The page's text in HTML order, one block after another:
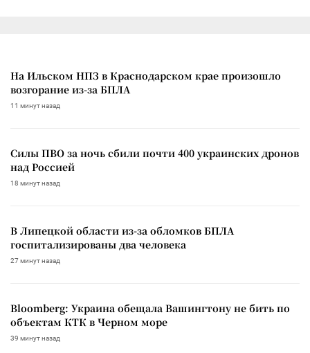
На Ильском НПЗ в Краснодарском крае произошло
возгорание из-за БПЛА
11 минут назад
Силы ПВО за ночь сбили почти 400 украинских дронов
над Россией
18 минут назад
В Липецкой области из-за обломков БПЛА
госпитализированы два человека
27 минут назад
Bloomberg: Украина обещала Вашингтону не бить по
объектам КТК в Черном море
39 минут назад